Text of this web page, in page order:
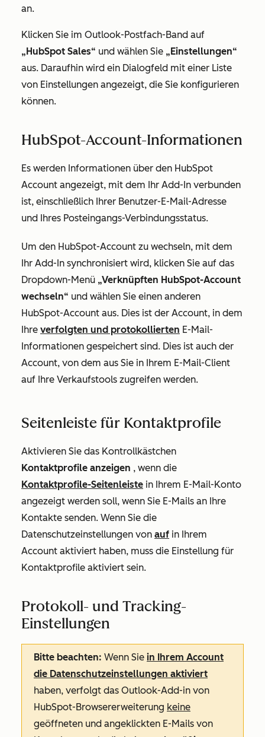
an.
Klicken Sie im Outlook-Postfach-Band auf
„HubSpot Sales“ und wählen Sie „Einstellungen“
aus. Daraufhin wird ein Dialogfeld mit einer Liste
von Einstellungen angezeigt, die Sie konfigurieren
können.
HubSpot-Account-Informationen
Es werden Informationen über den HubSpot
Account angezeigt, mit dem Ihr Add-In verbunden
ist, einschließlich Ihrer Benutzer-E-Mail-Adresse
und Ihres Posteingangs-Verbindungsstatus.
Um den HubSpot-Account zu wechseln, mit dem
Ihr Add-In synchronisiert wird, klicken Sie auf das
Dropdown-Menü „Verknüpften HubSpot-Account
wechseln“ und wählen Sie einen anderen
HubSpot-Account aus. Dies ist der Account, in dem
Ihre verfolgten und protokollierten E-Mail-
Informationen gespeichert sind. Dies ist auch der
Account, von dem aus Sie in Ihrem E-Mail-Client
auf Ihre Verkaufstools zugreifen werden.
Seitenleiste für Kontaktprofile
Aktivieren Sie das Kontrollkästchen
Kontaktprofile anzeigen , wenn die
Kontaktprofile-Seitenleiste in Ihrem E-Mail-Konto
angezeigt werden soll, wenn Sie E-Mails an Ihre
Kontakte senden. Wenn Sie die
Datenschutzeinstellungen von auf in Ihrem
Account aktiviert haben, muss die Einstellung für
Kontaktprofile aktiviert sein.
Protokoll- und Tracking-
Einstellungen
Bitte beachten: Wenn Sie in Ihrem Account
die Datenschutzeinstellungen aktiviert
haben, verfolgt das Outlook-Add-in von
HubSpot-Browsererweiterung keine
geöffneten und angeklickten E-Mails von